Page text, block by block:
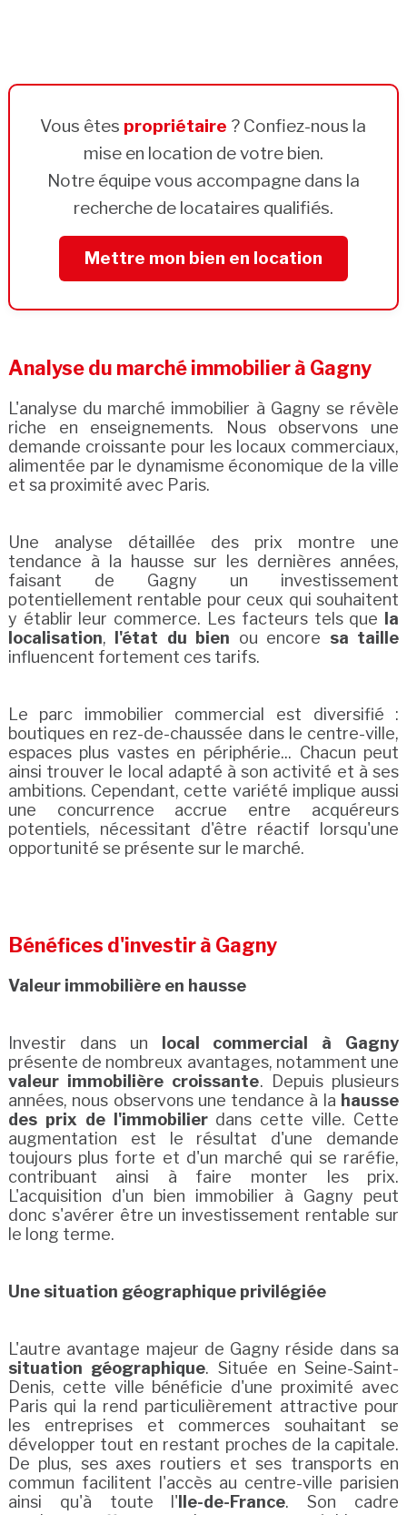
Vous êtes propriétaire ? Confiez-nous la
mise en location de votre bien.
Notre équipe vous accompagne dans la
recherche de locataires qualifiés.
Mettre mon bien en location
Analyse du marché immobilier à Gagny
L'analyse du marché immobilier à Gagny se révèle
riche en enseignements. Nous observons une
demande croissante pour les locaux commerciaux,
alimentée par le dynamisme économique de la ville
et sa proximité avec Paris.
Une analyse détaillée des prix montre une
tendance à la hausse sur les dernières années,
faisant de Gagny un investissement
potentiellement rentable pour ceux qui souhaitent
y établir leur commerce. Les facteurs tels que
la
localisation, l'état du bien ou encore sa taille
influencent fortement ces tarifs.
Le parc immobilier commercial est diversifié :
boutiques en rez-de-chaussée dans le centre-ville,
espaces plus vastes en périphérie... Chacun peut
ainsi trouver le local adapté à son activité et à ses
ambitions. Cependant, cette variété implique aussi
une concurrence accrue entre acquéreurs
potentiels, nécessitant d'être réactif lorsqu'une
opportunité se présente sur le marché.
Bénéfices d'investir à Gagny
Valeur immobilière en hausse
Investir dans un
local commercial à Gagny
présente de nombreux avantages, notamment une
valeur immobilière croissante. Depuis plusieurs
années, nous observons une tendance à la hausse
des prix de l'immobilierdans cette ville. Cette
augmentation est le résultat d'une demande
toujours plus forte et d'un marché qui se raréfie,
contribuant ainsi à faire monter les prix.
L'acquisition d'un bien immobilier à Gagny peut
donc s'avérer être un investissement rentable sur
le long terme.
Une situation géographique privilégiée
L'autre avantage majeur de Gagny réside dans sa
situation géographique. Située en Seine-Saint-
Denis, cette ville bénéficie d'une proximité avec
Paris qui la rend particulièrement attractive pour
les entreprises et commerces souhaitant se
développer tout en restant proches de la capitale.
De plus, ses axes routiers et ses transports en
commun facilitent l'accès au centre-ville parisien
ainsi qu'à toute l' Ile-de-France. Son cadre